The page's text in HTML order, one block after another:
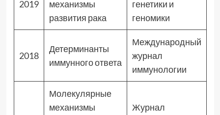
2019
механизмы
развития рака
генетики и
геномики
2018
Детерминанты
иммунного ответа
Международный
журнал
иммунологии
Молекулярные
механизмы
Журнал